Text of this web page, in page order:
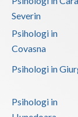
Severin
Psihologi in
Covasna
Psihologi in
Psihologi in